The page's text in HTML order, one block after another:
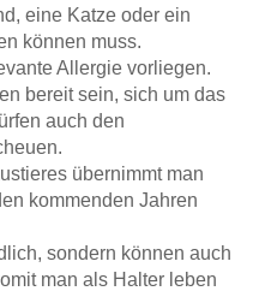
HINZUFÜGEN
HINZUFÜGEN
eine Katze oder ein
können muss.
Allergie vorliegen.
bereit sein, sich um das
auch den
übernimmt man
kommenden Jahren
sondern können auch
man als Halter leben